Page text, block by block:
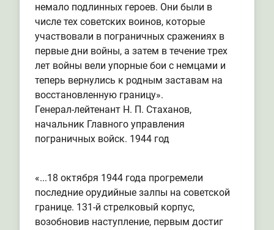
немало подлинных героев. Они были в
числе тех советских воинов, которые
участвовали в пограничных сражениях в
первые дни войны, а затем в течение трех
лет войны вели упорные бои с немцами и
теперь вернулись к родным заставам на
восстановленную границу».
Генерал-лейтенант Н. П. Стаханов,
начальник Главного управления
пограничных войск. 1944 год
«...18 октября 1944 года прогремели
последние орудийные залпы на советской
границе. 131-й стрелковый корпус,
возобновив наступление, первым достиг